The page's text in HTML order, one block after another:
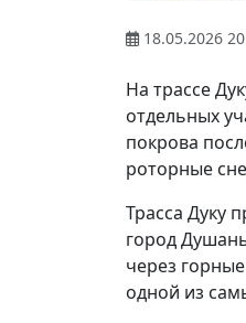
18.05.2026
На трассе
отдельных
покрова
роторные
Трасса Дуку
город
через
одной из